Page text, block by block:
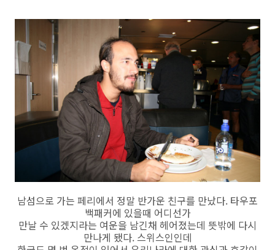
남섬으로 가는 페리에서 정말 반가운 친구를 만났다. 타우포
백패커에 있을때 어디선가
만날 수 있겠지라는 여운을 남긴채 헤어졌는데 뜻밖에 다시
만나게 됐다. 스위스인인데